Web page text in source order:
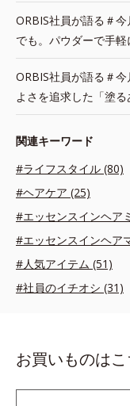
ORBIS社員が語る＃
でも。パウダーで手軽
ORBIS社員が語る＃
よさを追求した「塗
関連キーワード
#ライフスタイル (80)
#ヘアケア (25)
#エッセンスインヘア
#エッセンスインヘア
#人気アイテム (51)
#社員のイチオシ (31)
お買いものはこ